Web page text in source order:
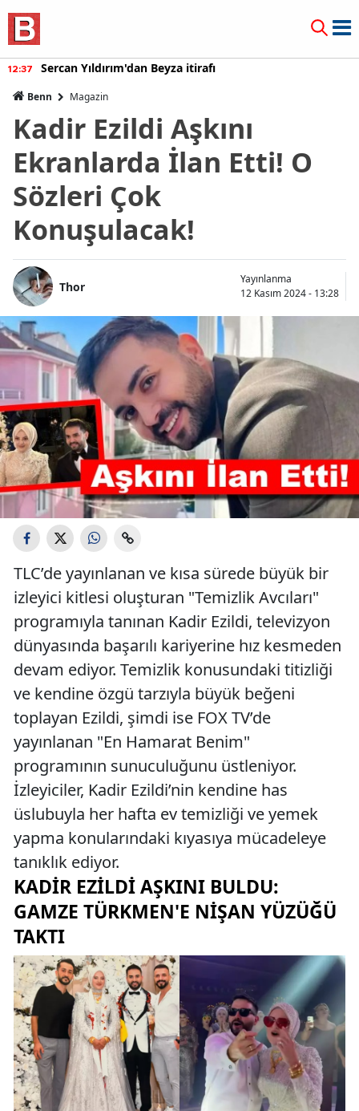
12:37 Sercan Yıldırım'dan Beyza itirafı
Benn Magazin
Kadir Ezildi Aşkını
Ekranlarda İlan Etti! O
Sözleri Çok
Konuşulacak!
Thor
Yayınlanma
12 Kasım 2024 - 13:28
TLC’de yayınlanan ve kısa sürede büyük bir
izleyici kitlesi oluşturan "Temizlik Avcıları"
programıyla tanınan Kadir Ezildi, televizyon
dünyasında başarılı kariyerine hız kesmeden
devam ediyor. Temizlik konusundaki titizliği
ve kendine özgü tarzıyla büyük beğeni
toplayan Ezildi, şimdi ise FOX TV’de
yayınlanan "En Hamarat Benim"
programının sunuculuğunu üstleniyor.
İzleyiciler, Kadir Ezildi’nin kendine has
üslubuyla her hafta ev temizliği ve yemek
yapma konularındaki kıyasıya mücadeleye
tanıklık ediyor.
KADIR EZILDI AŞKINI BULDU:
GAMZE TÜRKMEN'E NIŞAN YÜZÜĞÜ
TAKTI